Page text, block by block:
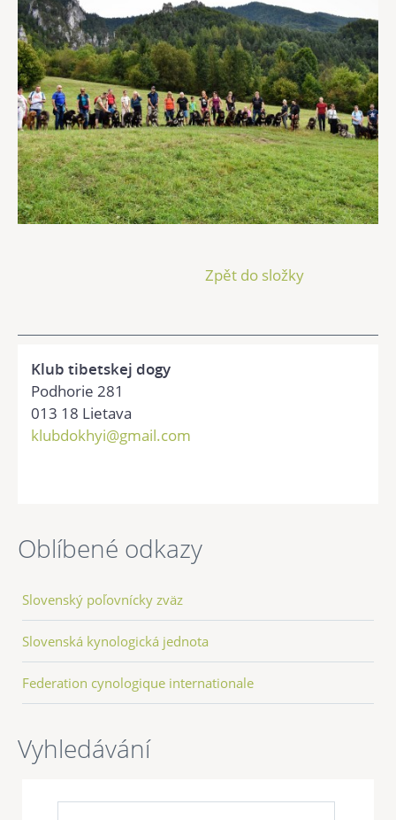
Zpět do složky
Klub tibetskej dogy
Podhorie 281
013 18 Lietava
klubdokhyi@gmail.com
Oblíbené odkazy
Slovenský poľovnícky zväz
Slovenská kynologická jednota
Federation cynologique internationale
Vyhledávání